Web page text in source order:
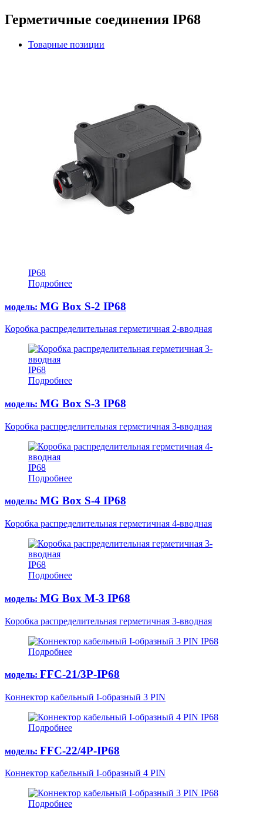
Герметичные соединения IP68
Товарные позиции
IP68
Подробнее
модель: MG Box S-2 IP68
Коробка распределительная герметичная 2-вводная
IP68
Подробнее
модель: MG Box S-3 IP68
Коробка распределительная герметичная 3-вводная
IP68
Подробнее
модель: MG Box S-4 IP68
Коробка распределительная герметичная 4-вводная
IP68
Подробнее
модель: MG Box M-3 IP68
Коробка распределительная герметичная 3-вводная
IP68
Подробнее
модель: FFC-21/3P-IP68
Коннектор кабельный I-образный 3 PIN
IP68
Подробнее
модель: FFC-22/4Р-IP68
Коннектор кабельный I-образный 4 PIN
IP68
Подробнее